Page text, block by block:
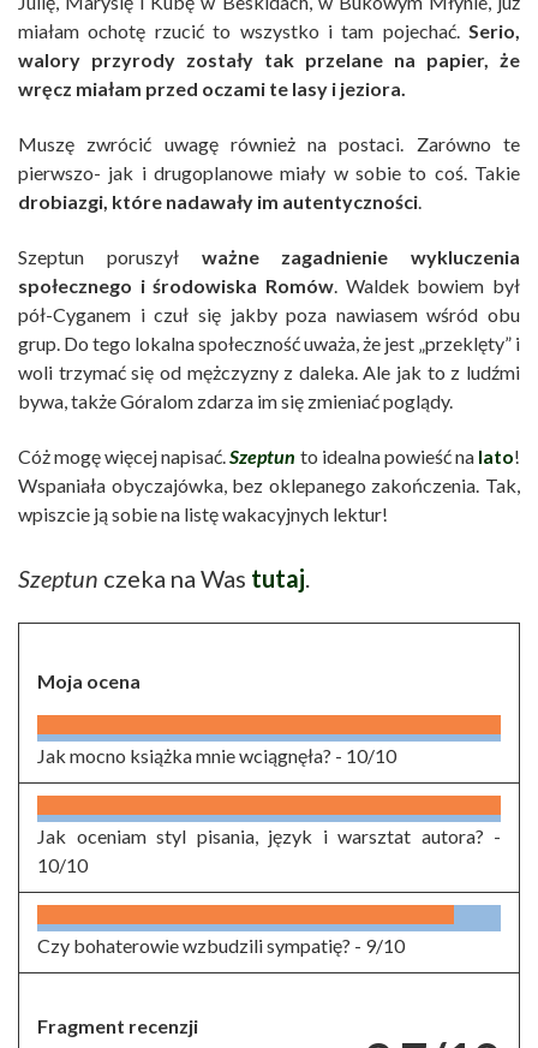
miałam ochotę rzucić to wszystko i tam pojechać.Serio,
walory przyrody zostały tak przelane na papier, że
wręcz miałam przed oczami te lasy i jeziora.
Muszę zwrócić uwagę również na postaci. Zarówno te
pierwszo- jak i drugoplanowe miały w sobie to coś. Takie
drobiazgi, które nadawały im autentyczności.
Szeptun poruszył ważne zagadnienie wykluczenia
społecznego i środowiska Romów. Waldek bowiem był
pół-Cyganem i czuł się jakby poza nawiasem wśród obu
grup. Do tego lokalna społeczność uważa, że jest „przeklęty” i
woli trzymać się od mężczyzny z daleka. Ale jak to z ludźmi
bywa, także Góralom zdarza im się zmieniać poglądy.
Cóż mogę więcej napisać.Szeptun to idealna powieść na lato!
Wspaniała obyczajówka, bez oklepanego zakończenia. Tak,
wpiszcie ją sobie na listę wakacyjnych lektur!
Szeptun czeka na Was tutaj.
Moja ocena
Jak mocno książka mnie wciągnęła? - 10/10
Jak oceniam styl pisania, język i warsztat autora? -
10/10
Czy bohaterowie wzbudzili sympatię? - 9/10
Fragment recenzji